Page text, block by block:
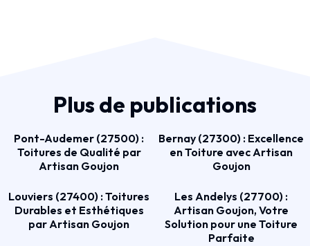
Plus de publications
Pont-Audemer (27500) :
Toitures de Qualité par
Artisan Goujon
Bernay (27300) : Excellence
en Toiture avec Artisan
Goujon
Louviers (27400) : Toitures
Durables et Esthétiques
par Artisan Goujon
Les Andelys (27700) :
Artisan Goujon, Votre
Solution pour une Toiture
Parfaite